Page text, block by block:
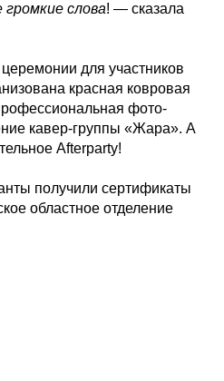
громкие слова! — сказала
для участников
красная ковровая
фото-
кавер-группы «Жара». А
Аfterparty!
получили сертификаты
областное отделение